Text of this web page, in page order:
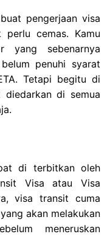
pengerjaan visa
cemas. Kamu
yang sebenarnya
penuhi syarat
Tetapi begitu di
di semua
di terbitkan oleh
Visa atau Visa
visa transit cuma
akan melakukan
meneruskan